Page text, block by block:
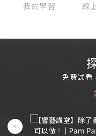
我的學習 線
免費試看
【響藝講堂】除了
可以做 ! ｜Pam